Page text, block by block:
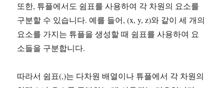
또한, 튜플에서도 쉼표를 사용하여 각 차원의 요소를
구분할 수 있습니다. 예를 들어, (x, y, z)와 같이 세 개의
요소를 가지는 튜플을 생성할 때 쉼표를 사용하여 요
소들을 구분합니다.
따라서 쉼표(,)는 다차원 배열이나 튜플에서 각 차원의